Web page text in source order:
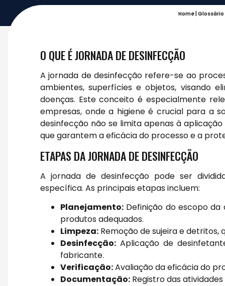
Home| Glossário
O QUE É JORNADA DE DESINFECÇÃO
A jornada de desinfecção refere-se ao
ambientes, superfícies e objetos, visando
doenças. Este conceito é especialmente
empresas, onde a higiene é crucial para a
desinfecção não se limita apenas à
que garantem a eficácia do processo e a
ETAPAS DA JORNADA DE DESINFECÇÃO
A jornada de desinfecção pode ser
específica. As principais etapas incluem:
Planejamento: Definição do escopo
produtos adequados.
Limpeza: Remoção de sujeira e
Desinfecção: Aplicação de
fabricante.
Verificação:Avaliação da eficácia do
Documentação: Registro das